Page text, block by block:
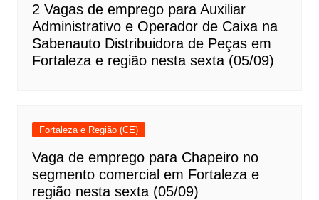
2 Vagas de emprego para Auxiliar
Administrativo e Operador de Caixa na
Sabenauto Distribuidora de Peças em
Fortaleza e região nesta sexta (05/09)
Fortaleza e Região (CE)
Vaga de emprego para Chapeiro no
segmento comercial em Fortaleza e
região nesta sexta (05/09)